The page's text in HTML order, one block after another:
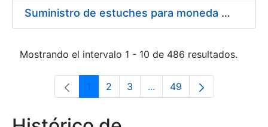
Suministro de estuches para moneda de 30 €
Mostrando el intervalo 1 - 10 de 486 resultados.
Página
1 Página
2 Página
3 ...Páginas intermedias Use
Página
49